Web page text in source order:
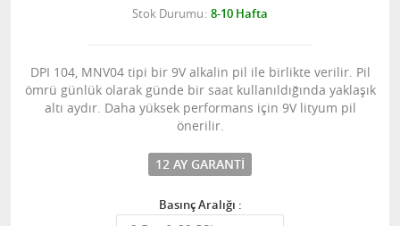
Stok Durumu 8-10 Hafta
DPI 104, MNV04 tipi bir 9V alkalin pil ile birlikte verilir. Pil
ömrü günlük olarak günde bir saat kullanıldığında yaklaşık
altı aydır. Daha yüksek performans için 9V lityum pil
önerilir.
12 AY GARANTI
Basınç Aralığı :